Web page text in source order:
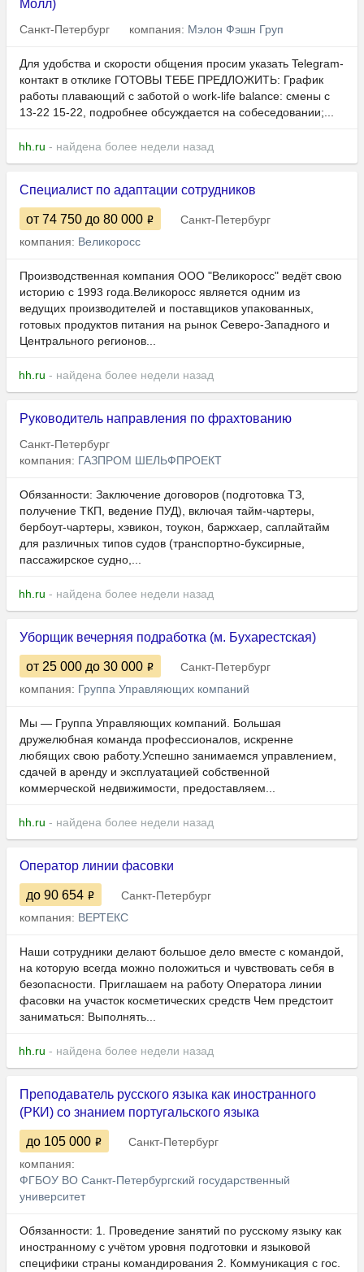
Молл)
Санкт-Петербург компания: Мэлон Фэшн Груп
Для удобства и скорости общения просим указать Telegram-
контакт в отклике ГОТОВЫ ТЕБЕ ПРЕДЛОЖИТЬ: График
работы плавающий с заботой о work-life balance: смены с
13-22 15-22, подробнее обсуждается на собеседовании;...
hh.ru - найдена более недели назад
Специалист по адаптации сотрудников
от 74 750 до 80 000
Санкт-Петербург
компания: Великоросс
Производственная компания ООО "Великоросс" ведёт свою
историю с 1993 года.Великоросс является одним из
ведущих производителей и поставщиков упакованных,
готовых продуктов питания на рынок Северо-Западного и
Центрального регионов...
hh.ru - найдена более недели назад
Руководитель направления по фрахтованию
Санкт-Петербург
компания: ГАЗПРОМ ШЕЛЬФПРОЕКТ
Обязанности: Заключение договоров (подготовка ТЗ,
получение ТКП, ведение ПУД), включая тайм-чартеры,
бербоут-чартеры, хэвикон, тоукон, баржхаер, саплайтайм
для различных типов судов (транспортно-буксирные,
пассажирское судно,...
hh.ru - найдена более недели назад
Уборщик вечерняя подработка (м. Бухарестская)
от 25 000 до 30 000
Санкт-Петербург
компания: Группа Управляющих компаний
Мы — Группа Управляющих компаний. Большая
дружелюбная команда профессионалов, искренне
любящих свою работу.Успешно занимаемся управлением,
сдачей в аренду и эксплуатацией собственной
коммерческой недвижимости, предоставляем...
hh.ru - найдена более недели назад
Оператор линии фасовки
до 90 654
Санкт-Петербург
компания: ВЕРТЕКС
Наши сотрудники делают большое дело вместе с командой,
на которую всегда можно положиться и чувствовать себя в
безопасности. Приглашаем на работу Оператора линии
фасовки на участок косметических средств Чем предстоит
заниматься: Выполнять...
hh.ru - найдена более недели назад
Преподаватель русского языка как иностранного
(РКИ) со знанием португальского языка
до 105 000
Санкт-Петербург
компания:
ФГБОУ ВО Санкт-Петербургский государственный
университет
Обязанности: 1. Проведение занятий по русскому языку как
иностранному с учётом уровня подготовки и языковой
специфики страны командирования 2. Коммуникация с гос.